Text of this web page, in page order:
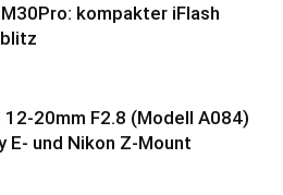
kompakter iFlash
12-20mm F2.8 (Modell A084)
E- und Nikon Z-Mount